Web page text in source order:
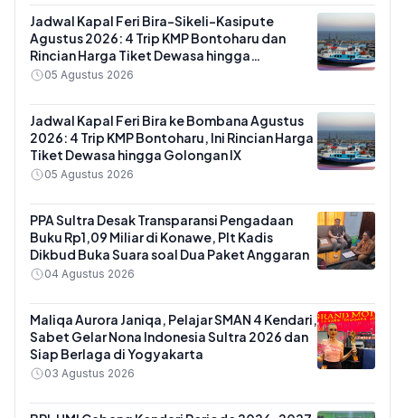
Jadwal Kapal Feri Bira-Sikeli-Kasipute
Agustus 2026: 4 Trip KMP Bontoharu dan
Rincian Harga Tiket Dewasa hingga
Kendaraan Golongan IX
05 Agustus 2026
Jadwal Kapal Feri Bira ke Bombana Agustus
2026: 4 Trip KMP Bontoharu, Ini Rincian Harga
Tiket Dewasa hingga Golongan IX
05 Agustus 2026
PPA Sultra Desak Transparansi Pengadaan
Buku Rp1,09 Miliar di Konawe, Plt Kadis
Dikbud Buka Suara soal Dua Paket Anggaran
04 Agustus 2026
Maliqa Aurora Janiqa, Pelajar SMAN 4 Kendari,
Sabet Gelar Nona Indonesia Sultra 2026 dan
Siap Berlaga di Yogyakarta
03 Agustus 2026